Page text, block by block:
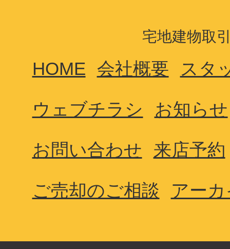
宅地建物取
HOME 会社概要 スタ
ウェブチラシ お知らせ
お問い合わせ 来店予約
ご売却のご相談 アー